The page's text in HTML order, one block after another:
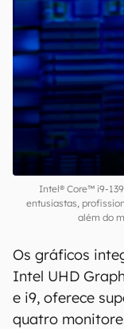
Intel® Core™ i9-
entusiastas,
além do
Os gráficos
Intel UHD
e i9, oferece
quatro